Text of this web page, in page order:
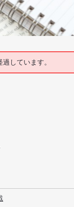
しています。